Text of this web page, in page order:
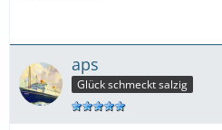
aps
Glück schmeckt salzig